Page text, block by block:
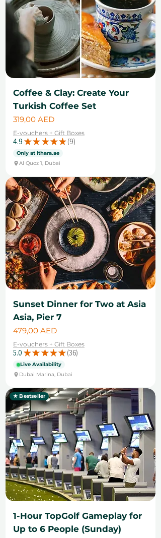
Coffee & Clay: Create Your
Turkish Coffee Set
Cena
319,00 AED
E-vouchers + Gift Boxes
4.9 ★ ★ ★ ★ ★ 9
9
Only at Ithara.ae
Al Quoz 1, Dubai
Sunset Dinner for Two at Asia
Asia, Pier 7
Cena
479,00 AED
E-vouchers + Gift Boxes
5.0 ★ ★ ★ ★ ★ 36
36
Live Availability
Dubai Marina, Dubai
★ Bestseller
1-Hour TopGolf Gameplay for
Up to 6 People (Sunday)